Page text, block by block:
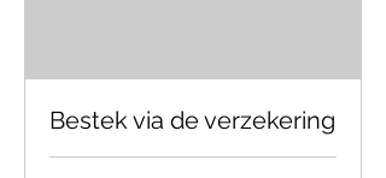
Bestek via de verzekering